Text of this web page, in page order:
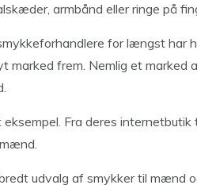
armbånd eller ringe på
for længst har
frem. Nemlig et marked
Fra deres internetbutik
udvalg af smykker til mænd